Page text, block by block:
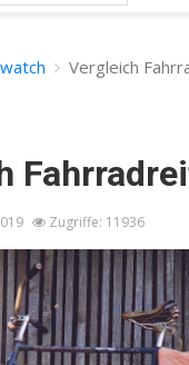
Vergleich
Zugriffe: 11936